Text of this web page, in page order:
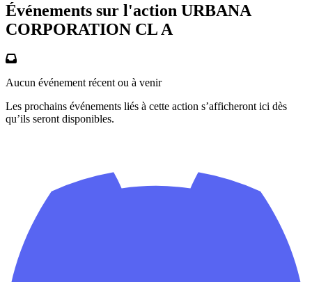
Événements sur l'action URBANA
CORPORATION CL A
Aucun événement récent ou à venir
Les prochains événements liés à cette action s’afficheront ici dès
qu’ils seront disponibles.